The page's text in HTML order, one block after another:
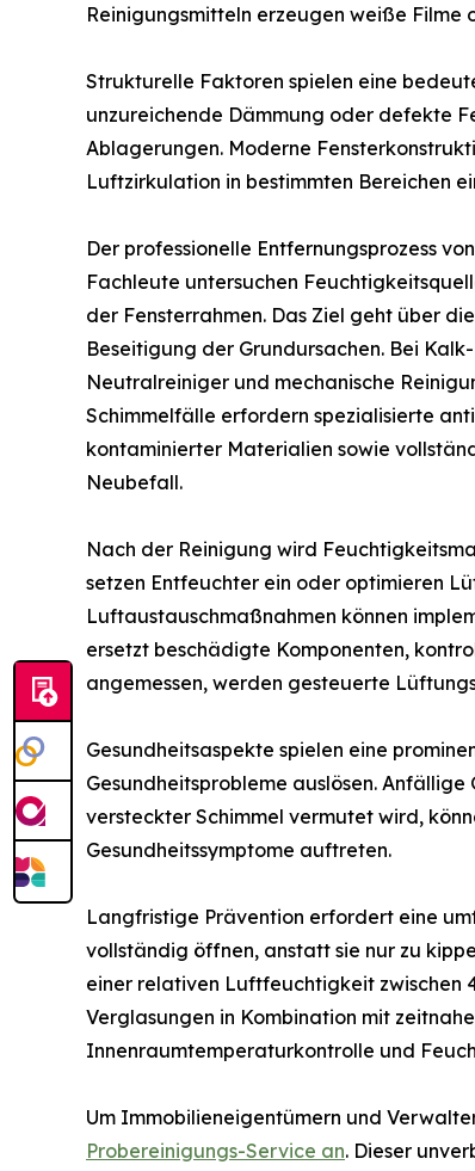
Reinigungsmitteln erzeugen weiße
Strukturelle Faktoren spielen eine
unzureichende Dämmung oder defekte
Ablagerungen. Moderne
Luftzirkulation in bestimmten Bereichen
Der professionelle Entfernungsprozess
Fachleute untersuchen
der Fensterrahmen. Das Ziel geht über
Beseitigung der Grundursachen. Bei
Neutralreiniger und mechanische
Schimmelfälle erfordern spezialisierte
kontaminierter Materialien sowie
Neubefall.
Nach der Reinigung wird
setzen Entfeuchter ein oder optimieren
Luftaustauschmaßnahmen können
ersetzt beschädigte Komponenten,
angemessen, werden gesteuerte
Gesundheitsaspekte spielen eine
Gesundheitsprobleme auslösen.
versteckter Schimmel vermutet wird,
Gesundheitssymptome auftreten.
Langfristige Prävention erfordert eine
vollständig öffnen, anstatt sie nur zu
einer relativen Luftfeuchtigkeit zwischen
Verglasungen in Kombination mit
Innenraumtemperaturkontrolle und
Um Immobilieneigentümern und
Probereinigungs-Service an. Dieser